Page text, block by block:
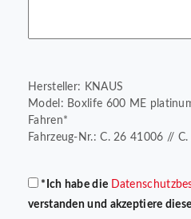
Hersteller: KNAUS
Model: Boxlife 600 ME
Fahren*
Fahrzeug-Nr.: C. 26 41006 //
*Ich habe die
verstanden und akzeptiere